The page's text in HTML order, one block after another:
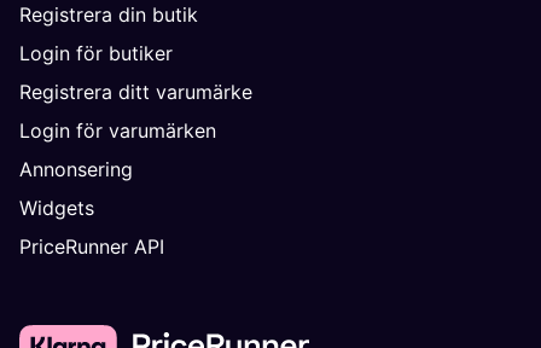
Registrera din butik
Login för butiker
Registrera ditt varumärke
Login för varumärken
Annonsering
Widgets
PriceRunner API